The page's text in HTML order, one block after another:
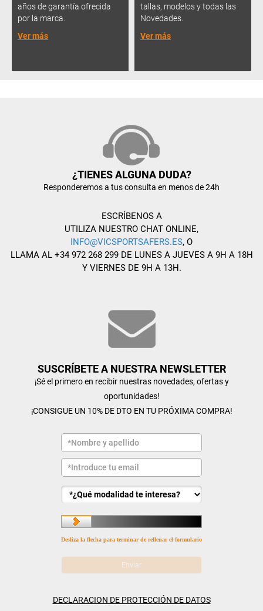
años de garantía ofrecida
por la marca.
Ver más
tallas, modelos y todas las
Novedades.
Ver más
¿TIENES ALGUNA DUDA?
Responderemos a tus consulta en menos de 24h
ESCRÍBENOS A
UTILIZA NUESTRO CHAT ONLINE,
INFO@VICSPORTSAFERS.ES, O
LLAMA AL +34 972 268 299 DE LUNES A JUEVES A 9H A 18H
Y VIERNES DE 9H A 13H.
SUSCRÍBETE A NUESTRA NEWSLETTER
¡Sé el primero en recibir nuestras novedades, ofertas y
oportunidades!
¡CONSIGUE UN 10% DE DTO EN TU PRÓXIMA COMPRA!
Desliza la flecha para terminar de rellenar el formulario
DECLARACION DE PROTECCIÓN DE DATOS